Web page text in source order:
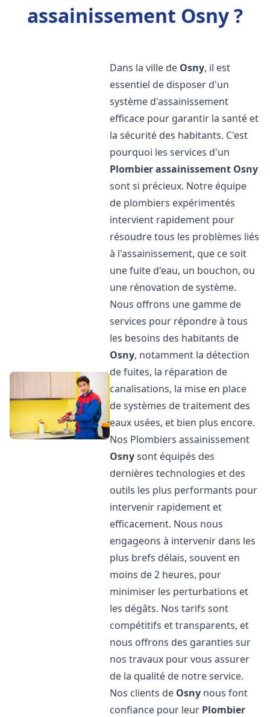
assainissement Osny ?
Dans la ville de Osny, il est
essentiel de disposer d'un
système d'assainissement
efficace pour garantir la santé et
la sécurité des habitants. C'est
pourquoi les services d'un
Plombier assainissement Osny
sont si précieux. Notre équipe
de plombiers expérimentés
intervient rapidement pour
résoudre tous les problèmes liés
à l'assainissement, que ce soit
une fuite d'eau, un bouchon, ou
une rénovation de système.
Nous offrons une gamme de
services pour répondre à tous
les besoins des habitants de
Osny, notamment la détection
de fuites, la réparation de
canalisations, la mise en place
de systèmes de traitement des
eaux usées, et bien plus encore.
Nos Plombiers assainissement
Osnysont équipés des
dernières technologies et des
outils les plus performants pour
intervenir rapidement et
efficacement. Nous nous
engageons à intervenir dans les
plus brefs délais, souvent en
moins de 2 heures, pour
minimiser les perturbations et
les dégâts. Nos tarifs sont
compétitifs et transparents, et
nous offrons des garanties sur
nos travaux pour vous assurer
de la qualité de notre service.
Nos clients de Osny nous font
confiance pour leur Plombier